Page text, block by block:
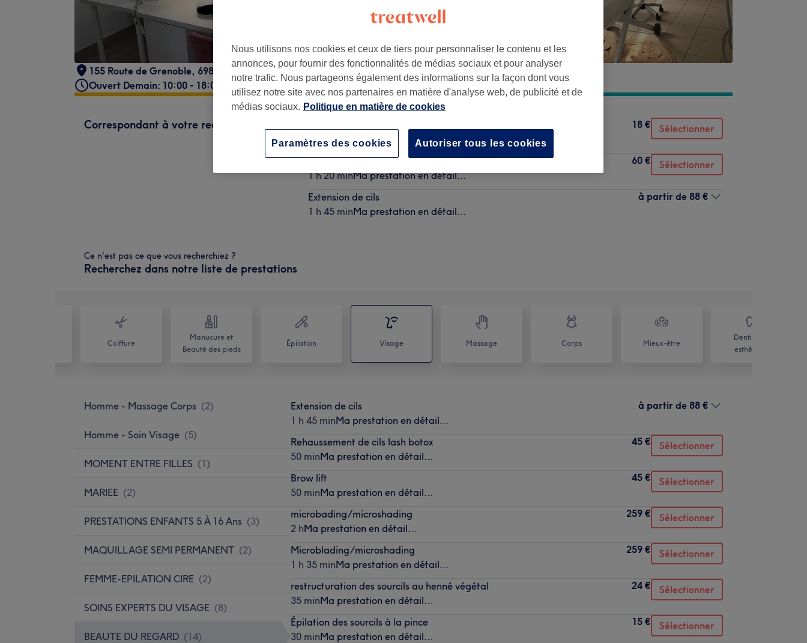
155 Route de Grenoble, 69800 St Priest, Saint-Priest, 69800
Ouvert Demain: 10:00 - 18:00
Correspondant à votre recherche
20 minMa prestation en détail...
18 € Sélectionner
Remplissage
1 h 20 minMa prestation en détail...
60 € Sélectionner
Extension de cils
1 h 45 minMa prestation en détail...
à partir de 88 €
Ce n'est pas ce que vous recherchiez ?
Recherchez dans notre liste de prestations
Coiffure
Manucure et
Beauté des pieds
Épilation Visage Massage Corps Mieux-être
Dentisterie
esthétique
Homme - Massage Corps (2)
Homme - Soin Visage (5)
MOMENT ENTRE FILLES (1)
MARIEE (2)
PRESTATIONS ENFANTS 5 À 16 Ans (3)
MAQUILLAGE SEMI PERMANENT (2)
FEMME-EPILATION CIRE (2)
SOINS EXPERTS DU VISAGE (8)
BEAUTE DU REGARD (14)
Extension de cils
1 h 45 minMa prestation en détail...
à partir de 88 €
Rehaussement de cils lash botox
50 minMa prestation en détail...
45 € Sélectionner
Brow lift
50 minMa prestation en détail...
45 € Sélectionner
microbading/microshading
2 hMa prestation en détail...
259 € Sélectionner
Microblading/microshading
1 h 35 minMa prestation en détail...
259 € Sélectionner
restructuration des sourcils au henné végétal
35 minMa prestation en détail...
24 € Sélectionner
Épilation des sourcils à la pince
30 minMa prestation en détail...
15 € Sélectionner
Nous utilisons nos cookies et ceux de tiers pour personnaliser le contenu et les
annonces, pour fournir des fonctionnalités de médias sociaux et pour analyser
notre trafic. Nous partageons également des informations sur la façon dont vous
utilisez notre site avec nos partenaires en matière d'analyse web, de publicité et de
médias sociaux. Politique en matière de cookies
Autoriser tous les cookies
Paramètres des cookies